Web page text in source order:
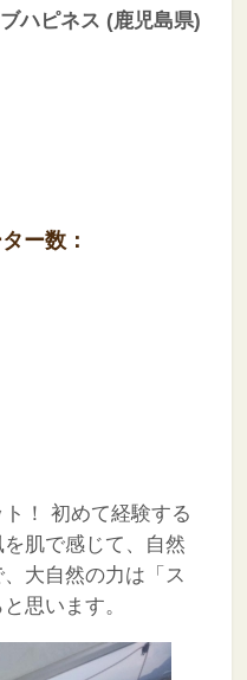
ハピネス (鹿児島県)
ー数：
！
初めて経験する
肌で感じて、自然
大自然の力は「ス
思います。